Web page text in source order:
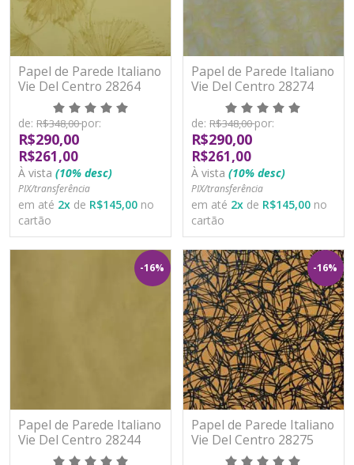
Papel de Parede Italiano
Vie Del Centro 28264
Vinílico Lavável
de: R$348,00por:
R$290,00
R$261,00
À vista (10% desc)
PIX/transferência
em até 2x de R$145,00 no
cartão
Papel de Parede Italiano
Vie Del Centro 28274
Vinílico Lavável
de: R$348,00por:
R$290,00
R$261,00
À vista (10% desc)
PIX/transferência
em até 2x de R$145,00 no
cartão
-16%
Papel de Parede Italiano
Vie Del Centro 28244
Vinílico Lavável
-16%
Papel de Parede Italiano
Vie Del Centro 28275
Vinílico Lavável